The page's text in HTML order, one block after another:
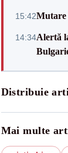
15:42Mutare
14:34Alertă
Distribuie
Mai multe